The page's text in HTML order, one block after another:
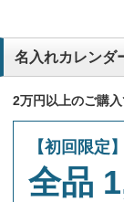
名入れカレンダ
2万円以上のご購
【初回限定】
全品